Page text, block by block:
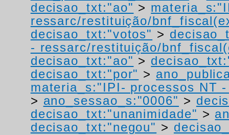
decisao_txt:"ao" >
ressarc/restituição/
decisao_txt:"votos" >
- ressarc/restituição/
decisao_txt:"ao" >
decisao_txt:"por" >
materia_s:"IPI- processos NT
> ano_sessao_s:"0006" >
decisao_txt:"unanimidade" >
decisao_txt:"negou" >